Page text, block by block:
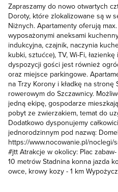
Zapraszamy do nowo otwartych
Doroty, które zlokalizowane są w
Niżnych. Apartamenty oferują
wyposażonymi aneksami
indukcyjna, czajnik, naczynia
kubki, sztućce), TV, Wi-Fi,
dyspozycji gości jest również
oraz miejsce parkingowe.
na Trzy Korony i kładkę na stronę
rowerowym do Szczawnicy.
jedną ekipę, gospodarze
pobyt ze zwierzakiem, temat do
Dodatkowo dysponujemy
jednorodzinnym pod nazwą:
https://www.nocowanie.pl/
#jtt Atrakcje w okolicy: Plac
10 metrów Stadnina konna jazda
owce, krowy kozy - 1 km